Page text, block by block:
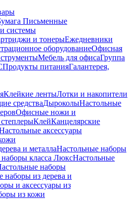
Письменные
системы
и тонерыЕжедневники
оборудованиеОфисная
Мебель для офисаГруппа
Продукты питанияГалантерея,
Клейкие лентыЛотки и накопители
средстваДыроколыНастольные
Офисные ножи и
КлейКанцелярские
аксессуары
и металлаНастольные наборы
класса ЛюксНастольные
наборы
наборы из дерева и
и аксессуары из
из кожи